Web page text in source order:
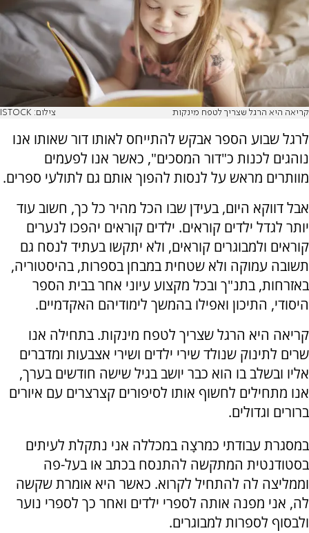
קריאה היא הרגל שצריך לטפח מינקות צילום: ISTOCK
לרגל שבוע הספר אבקש להתייחס לאותו דור שאותו אנו
נוהגים לכנות כ"דור המסכים", כאשר אנו לפעמים
מוותרים מראש על לנסות להפוך אותם גם לתולעי ספרים.
אבל דווקא היום, בעידן שבו הכל מהיר כל כך, חשוב עוד
יותר לגדל ילדים קוראים. ילדים קוראים יהפכו לנערים
קוראים ולמבוגרים קוראים, ולא יתקשו בעתיד לנסח גם
תשובה עמוקה ולא שטחית במבחן בספרות, בהיסטוריה,
באזרחות, בתנ"ך ובכל מקצוע עיוני אחר בבית הספר
היסודי, התיכון ואפילו בהמשך לימודיהם האקדמיים.
קריאה היא הרגל שצריך לטפח מינקות. בתחילה אנו
שרים לתינוק שנולד שירי ילדים ושירי אצבעות ומדברים
אליו ובשלב בו הוא כבר יושב בגיל שישה חודשים בערך,
אנו מתחילים לחשוף אותו לסיפורים קצרצרים עם איורים
ברורים וגדולים.
במסגרת עבודתי כמרצָה במכללה אני נתקלת לעיתים
בסטודנטית המתקשה להתנסח בכתב או בעל-פה
וממליצה לה להתחיל לקרוא. כאשר היא אומרת שקשה
לה, אני מפנה אותה לספרי ילדים ואחר כך לספרי נוער
ולבסוף לספרות למבוגרים.